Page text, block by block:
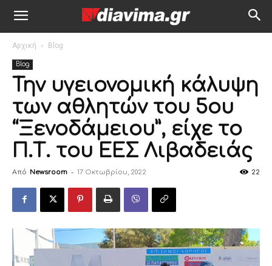
Αρχική Blog
Blog
Την υγειονομική κάλυψη
των αθλητών του 5ου
“Ξενοδάμειου”, είχε το
Π.Τ. του ΕΕΣ Λιβαδειάς
Από Newsroom - 17 Οκτωβρίου, 2022 22